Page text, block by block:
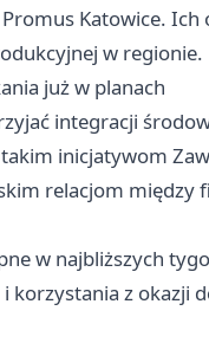
Katowice. Ich
w regionie.
już w planach
integracji
inicjatywom
relacjom między
w najbliższych
korzystania z okazji